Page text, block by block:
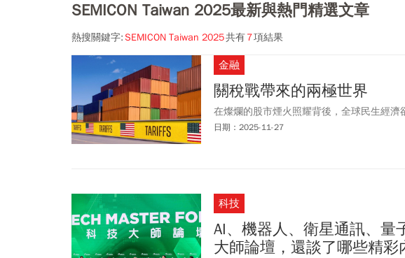
SEMICON Taiwan 2025最新與熱門精選文章
熱搜關鍵字:SEMICON Taiwan 2025共有7項結果
金融
關稅戰帶來的兩極世界
在燦爛的股市煙火照耀背後，全球民生經濟
日期：2025-11-27
科技
AI、機器人、衛星通訊、
大師論壇，還談了哪些精彩